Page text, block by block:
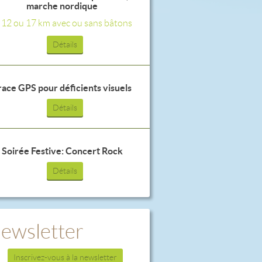
marche nordique
12 ou 17 km avec ou sans bâtons
Détails
GPS pour déficients visuels
Détails
Soirée Festive: Concert Rock
Détails
Inscrivez-vous à la newsletter